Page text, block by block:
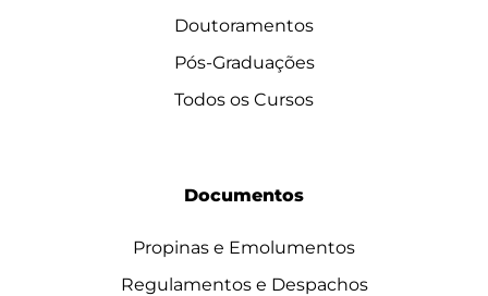
Doutoramentos
Pós-Graduações
Todos os Cursos
Documentos
Propinas e Emolumentos
Regulamentos e Despachos